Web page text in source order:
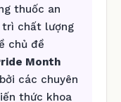
thuốc an
chất lượng
chủ đề
Month
các chuyên
thức khoa